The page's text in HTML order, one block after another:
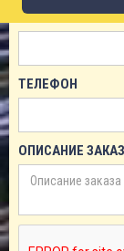
ЕМАЙЛ
ТЕЛЕФОН
ОПИСАНИЕ